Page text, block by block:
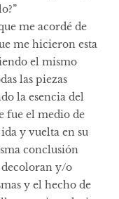
me acordé de
me hicieron esta
el mismo
las piezas
la esencia del
fue el medio de
y vuelta en su
conclusión
decoloran y/o
y el hecho de